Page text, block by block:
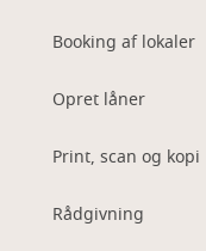
Booking af lokaler
Opret låner
Print, scan og kopi
Rådgivning